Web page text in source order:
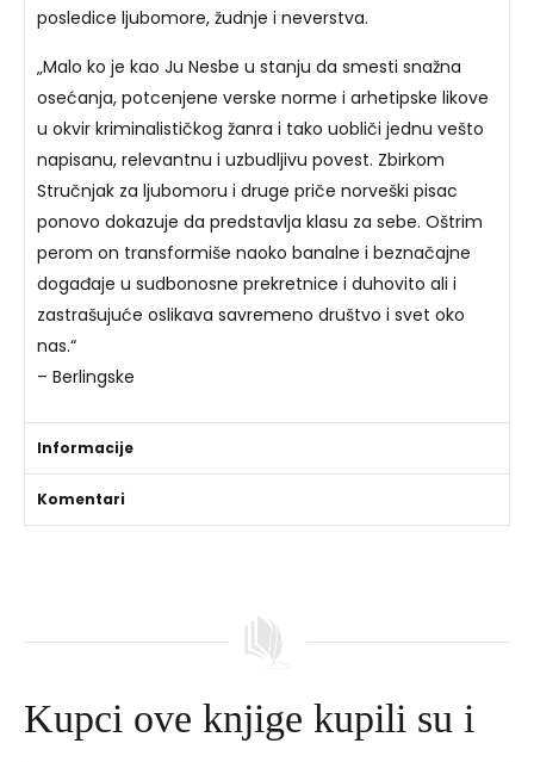
posledice ljubomore, žudnje i neverstva.
„Malo ko je kao Ju Nesbe u stanju da smesti snažna
osećanja, potcenjene verske norme i arhetipske likove
u okvir kriminalističkog žanra i tako uobliči jednu vešto
napisanu, relevantnu i uzbudljivu povest. Zbirkom
Stručnjak za ljubomoru i druge priče norveški pisac
ponovo dokazuje da predstavlja klasu za sebe. Oštrim
perom on transformiše naoko banalne i beznačajne
događaje u sudbonosne prekretnice i duhovito ali i
zastrašujuće oslikava savremeno društvo i svet oko
nas.“
– Berlingske
Informacije
Komentari
Kupci ove knjige kupili su i